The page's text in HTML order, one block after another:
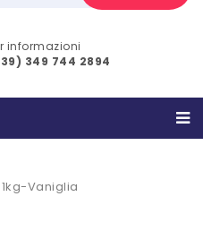
informazioni
349 744 2894
Vaniglia